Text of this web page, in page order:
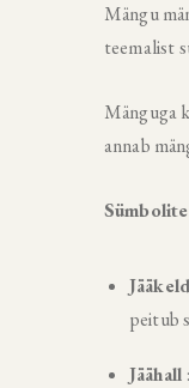
Mängu
teemalist
Mänguga
annab
peitub
Jäähall